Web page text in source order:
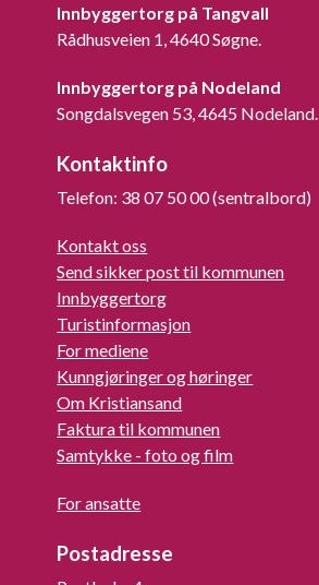
Innbyggertorg på Tangvall
Rådhusveien 1, 4640 Søgne.
Innbyggertorg på Nodeland
Songdalsvegen 53, 4645 Nodeland.
Kontaktinfo
Telefon: 38 07 50 00 (sentralbord)
Kontakt oss
Send sikker post til kommunen
Innbyggertorg
Turistinformasjon
For mediene
Kunngjøringer og høringer
Om Kristiansand
Faktura til kommunen
Samtykke - foto og film
For ansatte
Postadresse